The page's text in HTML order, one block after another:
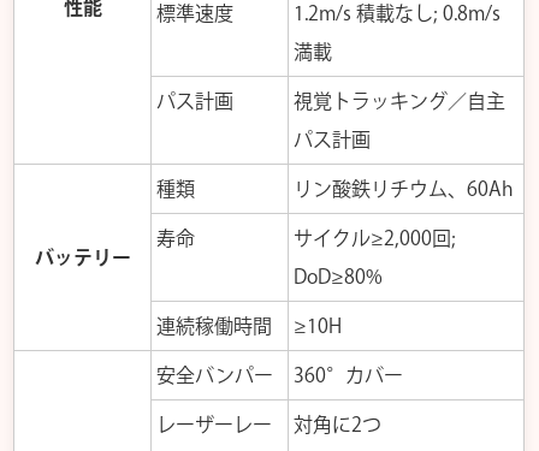
性能 標準速度
1.2m/s 積載なし; 0.8m/s
満載
パス計画
視覚トラッキング／自主
パス計画
バッテリー
種類 リン酸鉄リチウム、60Ah
寿命
サイクル≥2,000回;
DoD≥80%
連続稼働時間 ≥10H
安全バンパー 360°カバー
レーザーレー
対角に2つ